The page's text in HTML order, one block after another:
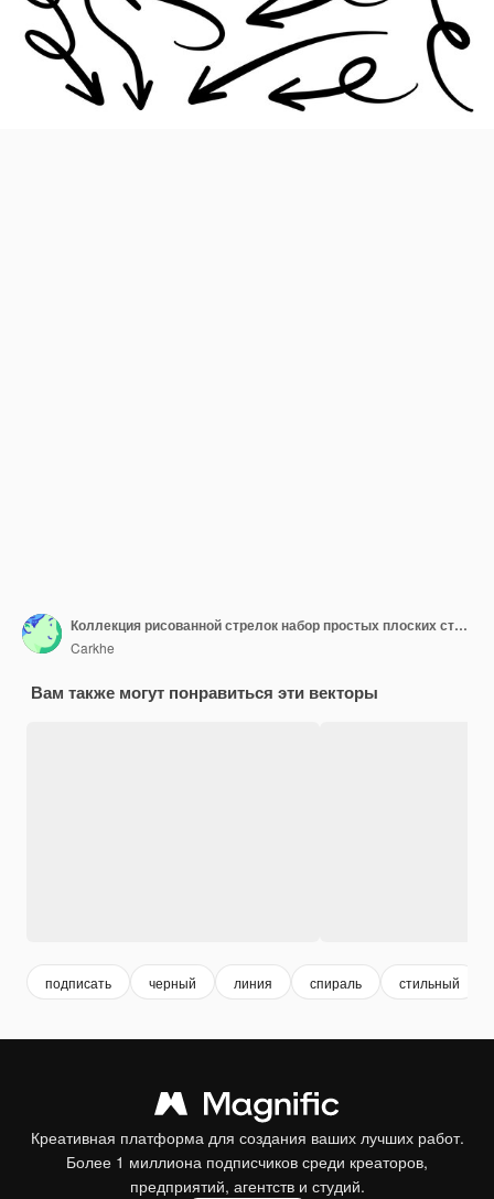
Коллекция рисованной стрелок набор простых плоских стрелок, изолированных на белом фоне иконки со стрелками
Carkhe
Вам также могут понравиться эти векторы
подписать черный линия спираль стильный
Креативная платформа для создания ваших лучших работ.
Более 1 миллиона подписчиков среди креаторов,
предприятий, агентств и студий.